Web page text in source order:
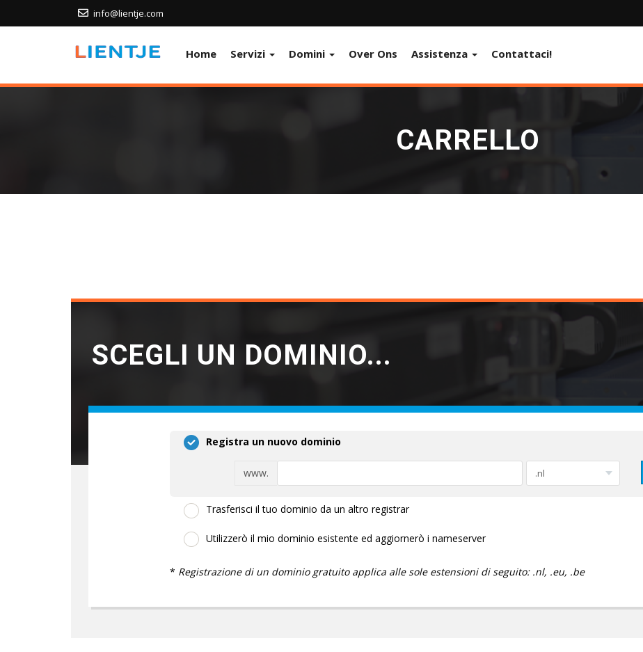
info@lientje.com
Home Servizi Domini Over Ons Assistenza Contattaci!
CARRELLO
SCEGLI UN DOMINIO...
Registra un nuovo dominio
www.
Trasferisci il tuo dominio da un altro registrar
Utilizzerò il mio dominio esistente ed aggiornerò i nameserver
* Registrazione di un dominio gratuito applica alle sole estensioni di seguito: .nl, .eu, .be